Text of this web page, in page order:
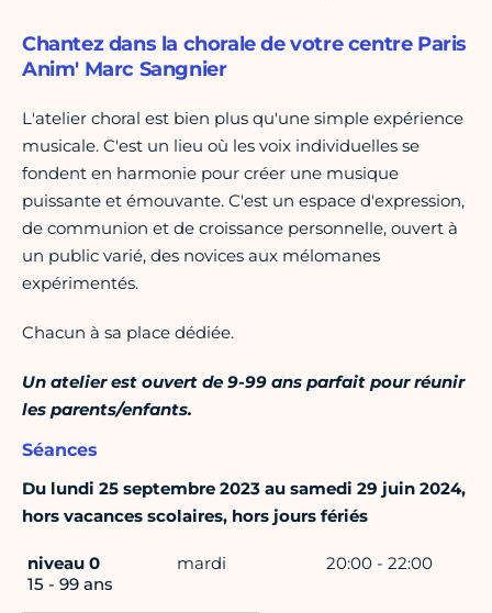
Chantez dans la chorale de votre centre Paris
Anim' Marc Sangnier
L'atelier choral est bien plus qu'une simple expérience
musicale. C'est un lieu où les voix individuelles se
fondent en harmonie pour créer une musique
puissante et émouvante. C'est un espace d'expression,
de communion et de croissance personnelle, ouvert à
un public varié, des novices aux mélomanes
expérimentés.
Chacun à sa place dédiée.
Un atelier est ouvert de 9-99 ans parfait pour réunir
les parents/enfants.
Séances
Du lundi 25 septembre 2023 au samedi 29 juin 2024,
hors vacances scolaires, hors jours fériés
niveau 0
15 - 99 ans
mardi 20:00 - 22:00